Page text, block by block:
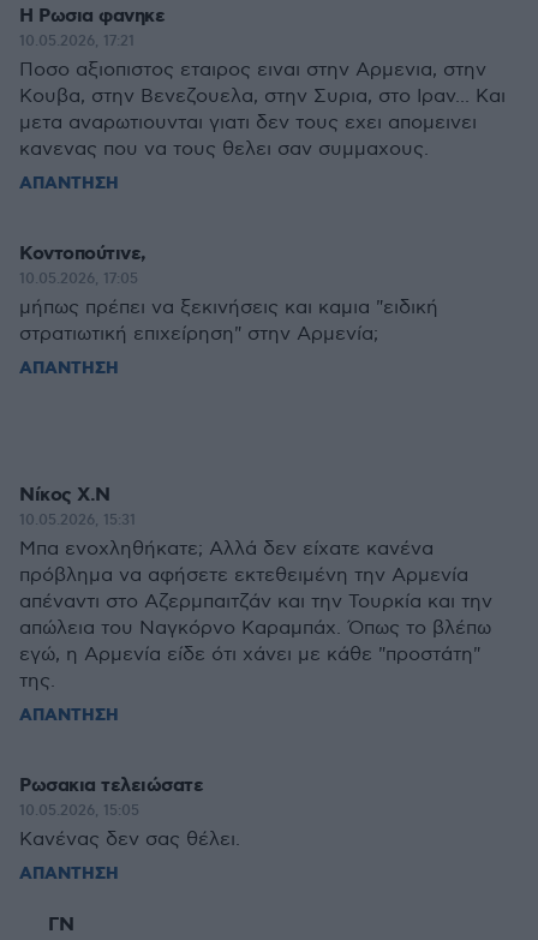
Η Ρωσια φανηκε
10.05.2026, 17:21
Ποσο αξιοπιστος εταιρος ειναι στην Αρμενια, στην
Κουβα, στην Βενεζουελα, στην Συρια, στο Ιραν... Και
μετα αναρωτιουνται γιατι δεν τους εχει απομεινει
κανενας που να τους θελει σαν συμμαχους.
ΑΠΑΝΤΗΣΗ
Koντοπούτινε,
10.05.2026, 17:05
μήπως πρέπει να ξεκινήσεις και καμια "ειδική
στρατιωτική επιχείρηση" στην Αρμενία;
ΑΠΑΝΤΗΣΗ
Νίκος Χ.Ν
10.05.2026, 15:31
Μπα ενοχληθήκατε; Αλλά δεν είχατε κανένα
πρόβλημα να αφήσετε εκτεθειμένη την Αρμενία
απέναντι στο Αζερμπαιτζάν και την Τουρκία και την
απώλεια του Ναγκόρνο Καραμπάχ. Όπως το βλέπω
εγώ, η Αρμενία είδε ότι χάνει με κάθε "προστάτη"
της.
ΑΠΑΝΤΗΣΗ
Ρωσακια τελειώσατε
10.05.2026, 15:05
Κανένας δεν σας θέλει.
ΑΠΑΝΤΗΣΗ
ΓΝ